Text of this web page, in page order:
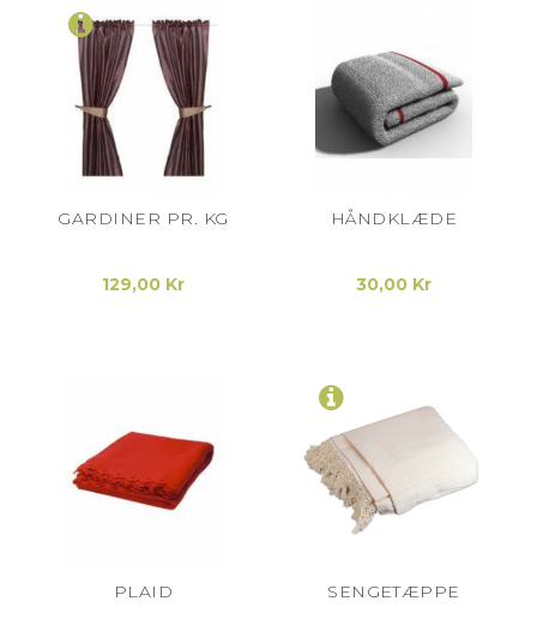
GARDINER PR. KG
129,00 Kr
HÅNDKLÆDE
30,00 Kr
PLAID SENGETÆPPE